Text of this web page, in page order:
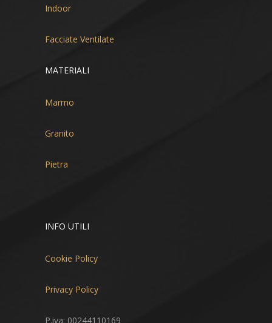
Indoor
Facciate Ventilate
MATERIALI
Marmo
Granito
Pietra
INFO UTILI
Cookie Policy
Privacy Policy
P.iva: 00244110169